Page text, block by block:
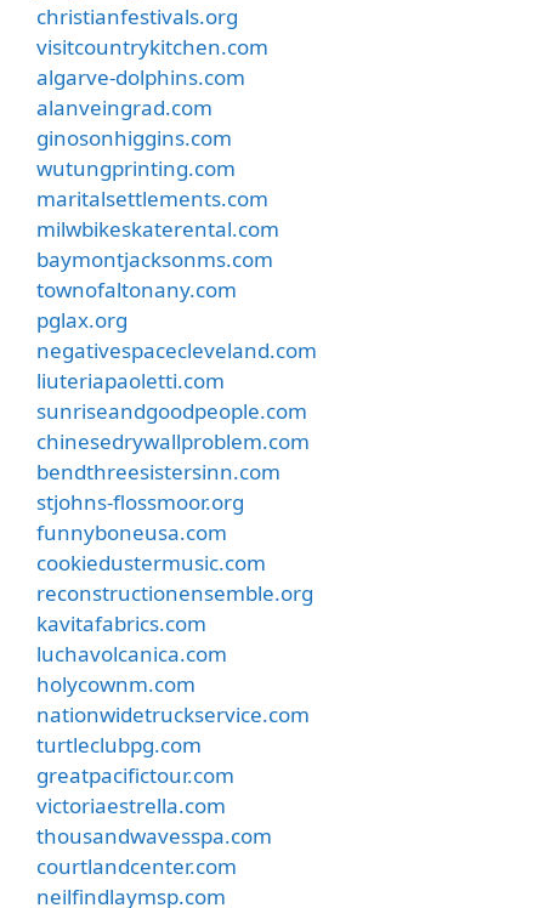
christianfestivals.org
visitcountrykitchen.com
algarve-dolphins.com
alanveingrad.com
ginosonhiggins.com
wutungprinting.com
maritalsettlements.com
milwbikeskaterental.com
baymontjacksonms.com
townofaltonany.com
pglax.org
negativespacecleveland.com
liuteriapaoletti.com
sunriseandgoodpeople.com
chinesedrywallproblem.com
bendthreesistersinn.com
stjohns-flossmoor.org
funnyboneusa.com
cookiedustermusic.com
reconstructionensemble.org
kavitafabrics.com
luchavolcanica.com
holycownm.com
nationwidetruckservice.com
turtleclubpg.com
greatpacifictour.com
victoriaestrella.com
thousandwavesspa.com
courtlandcenter.com
neilfindlaymsp.com